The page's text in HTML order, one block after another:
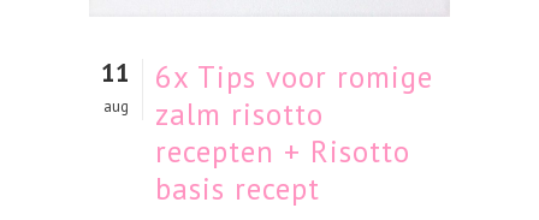
11
aug
6x Tips voor romige
zalm risotto
recepten + Risotto
basis recept